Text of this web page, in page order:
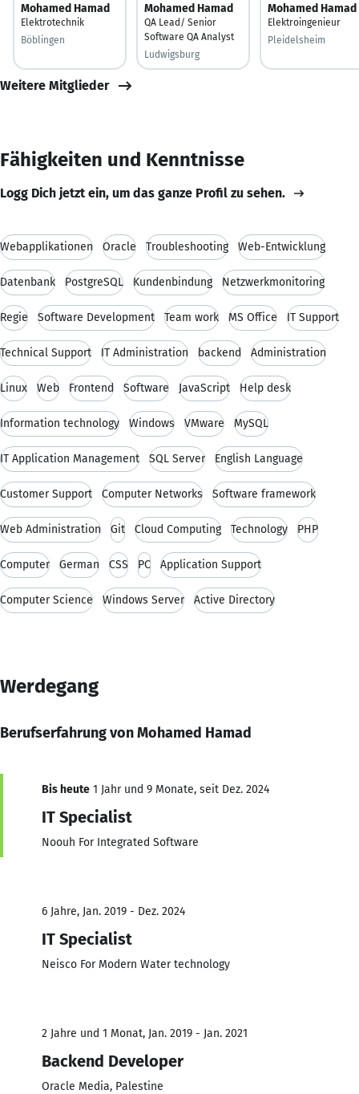
Mohamed Hamad
Elektrotechnik
Böblingen
Mohamed Hamad
QA Lead/ Senior
Software QA Analyst
Ludwigsburg
Mohamed Hamad
Elektroingenieur
Pleidelsheim
Weitere Mitglieder
Fähigkeiten und Kenntnisse
Logg Dich jetzt ein, um das ganze Profil zu sehen.
Webapplikationen Oracle Troubleshooting Web-Entwicklung
Datenbank PostgreSQL Kundenbindung Netzwerkmonitoring
Regie Software Development Team work MS Office IT Support
Technical Support IT Administration backend Administration
Linux Web Frontend Software JavaScript Help desk
Information technology Windows VMware MySQL
IT Application Management SQL Server English Language
Customer Support Computer Networks Software framework
Web Administration Git Cloud Computing Technology PHP
Computer German CSS PC Application Support
Computer Science Windows Server Active Directory
Werdegang
Berufserfahrung von Mohamed Hamad
Bis heute 1 Jahr und 9 Monate, seit Dez. 2024
IT Specialist
Noouh For Integrated Software
6 Jahre, Jan. 2019 - Dez. 2024
IT Specialist
Neisco For Modern Water technology
2 Jahre und 1 Monat, Jan. 2019 - Jan. 2021
Backend Developer
Oracle Media, Palestine